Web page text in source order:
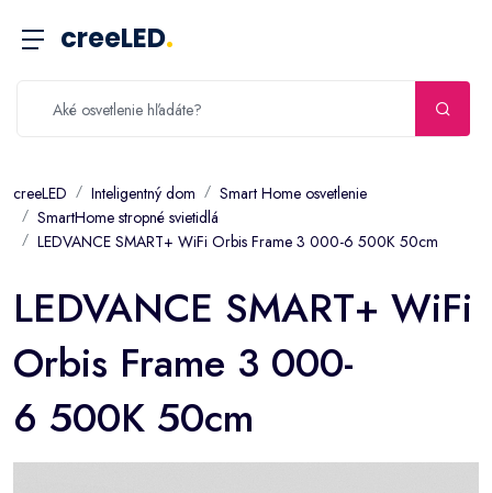
creeLED.
creeLED Inteligentný dom
Smart Home osvetlenie
SmartHome stropné svietidlá
LEDVANCE SMART+ WiFi Orbis Frame 3 000-6 500K 50cm
LEDVANCE SMART+ WiFi
Orbis Frame 3 000-
6 500K 50cm